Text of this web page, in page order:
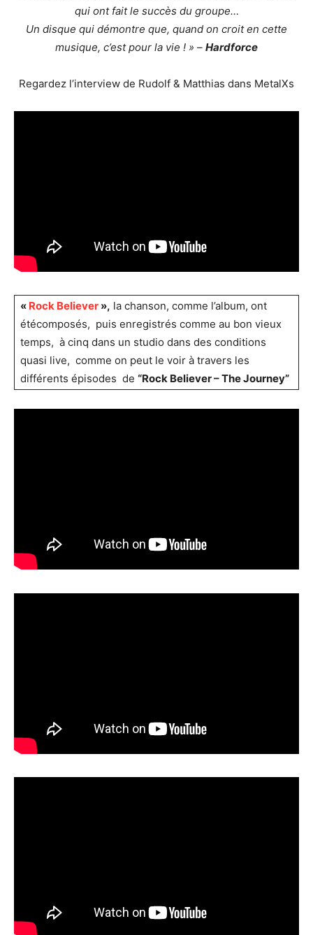
qui ont fait le succès du groupe…
Un disque qui démontre que, quand on croit en cette
musique, c’est pour la vie ! » – Hardforce
Regardez l’interview de Rudolf & Matthias dans MetalXs
« Rock Believer », la chanson, comme l’album, ont
étécomposés, puis enregistrés comme au bon vieux
temps, à cinq dans un studio dans des conditions
quasi live, comme on peut le voir à travers les
différents épisodes de “Rock Believer – The Journey”